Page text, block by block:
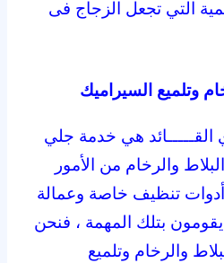
التي تجعل الزجاج فى
وتلميع السيراميك
هي خدمة جلي
والرخام من الأمور
أدوات تنظيف خاصة وعمالة
بتلك المهمة ، فنحن
والرخام وتلميع